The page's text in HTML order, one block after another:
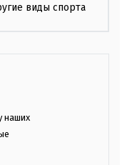
виды спорта
наших